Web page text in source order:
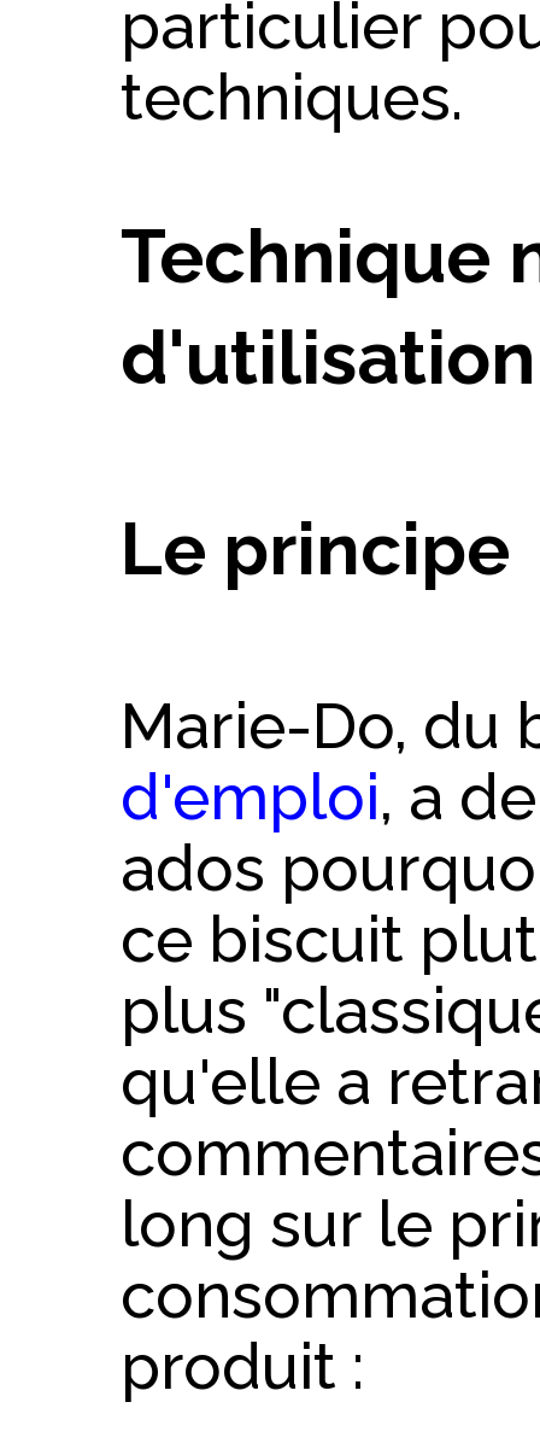
particulier
techniques.
Technique
Le principe
Marie-Do, du
d'emploi, a
ados
ce biscuit
plus
qu'elle a
long sur le
produit :